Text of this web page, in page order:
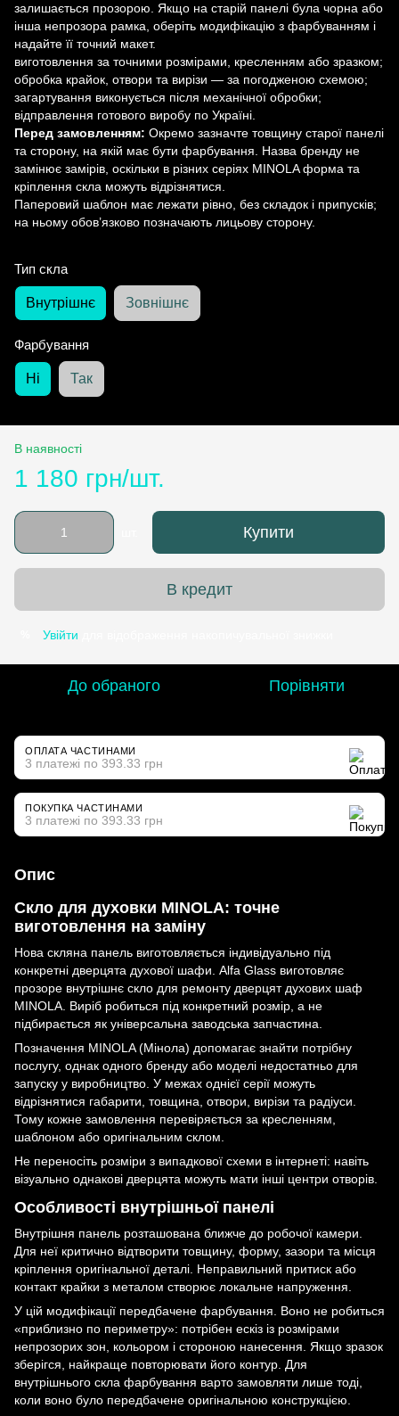
залишається прозорою. Якщо на старій панелі була чорна або
інша непрозора рамка, оберіть модифікацію з фарбуванням і
надайте її точний макет.
виготовлення за точними розмірами, кресленням або зразком;
обробка крайок, отвори та вирізи — за погодженою схемою;
загартування виконується після механічної обробки;
відправлення готового виробу по Україні.
Перед замовленням: Окремо зазначте товщину старої панелі
та сторону, на якій має бути фарбування. Назва бренду не
замінює замірів, оскільки в різних серіях MINOLA форма та
кріплення скла можуть відрізнятися.
Паперовий шаблон має лежати рівно, без складок і припусків;
на ньому обов’язково позначають лицьову сторону.
Тип скла
Внутрішнє Зовнішнє
Фарбування
Ні Так
В наявності
1 180 грн/шт.
Купити
В кредит
Увійти
До обраного Порівняти
ОПЛАТА ЧАСТИНАМИ
3 платежі по 393.33 грн
ПОКУПКА ЧАСТИНАМИ
3 платежі по 393.33 грн
Опис
Скло для духовки MINOLA: точне
виготовлення на заміну
Нова скляна панель виготовляється індивідуально під
конкретні дверцята духової шафи. Alfa Glass виготовляє
прозоре внутрішнє скло для ремонту дверцят духових шаф
MINOLA. Виріб робиться під конкретний розмір, а не
підбирається як універсальна заводська запчастина.
Позначення MINOLA (Мінола) допомагає знайти потрібну
послугу, однак одного бренду або моделі недостатньо для
запуску у виробництво. У межах однієї серії можуть
відрізнятися габарити, товщина, отвори, вирізи та радіуси.
Тому кожне замовлення перевіряється за кресленням,
шаблоном або оригінальним склом.
Не переносіть розміри з випадкової схеми в інтернеті: навіть
візуально однакові дверцята можуть мати інші центри отворів.
Особливості внутрішньої панелі
Внутрішня панель розташована ближче до робочої камери.
Для неї критично відтворити товщину, форму, зазори та місця
кріплення оригінальної деталі. Неправильний притиск або
контакт крайки з металом створює локальне напруження.
У цій модифікації передбачене фарбування. Воно не робиться
«приблизно по периметру»: потрібен ескіз із розмірами
непрозорих зон, кольором і стороною нанесення. Якщо зразок
зберігся, найкраще повторювати його контур. Для
внутрішнього скла фарбування варто замовляти лише тоді,
коли воно було передбачене оригінальною конструкцією.